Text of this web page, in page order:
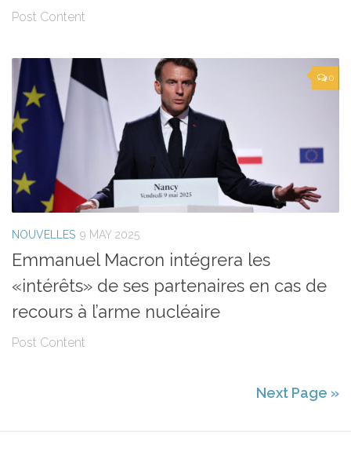
Post Content
0
NOUVELLES 9 MAY 2025
Emmanuel Macron intégrera les
«intérêts» de ses partenaires en cas de
recours à l’arme nucléaire
Post Content
Next Page »